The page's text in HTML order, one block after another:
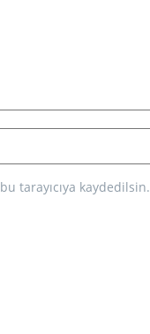
tarayıcıya kaydedilsin.